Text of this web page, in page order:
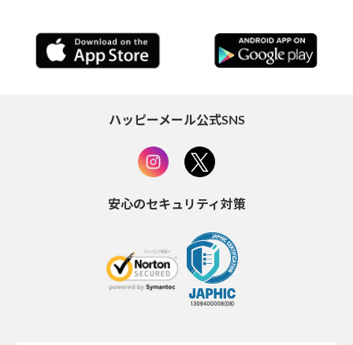
ハッピーメール公式SNS
安心のセキュリティ対策